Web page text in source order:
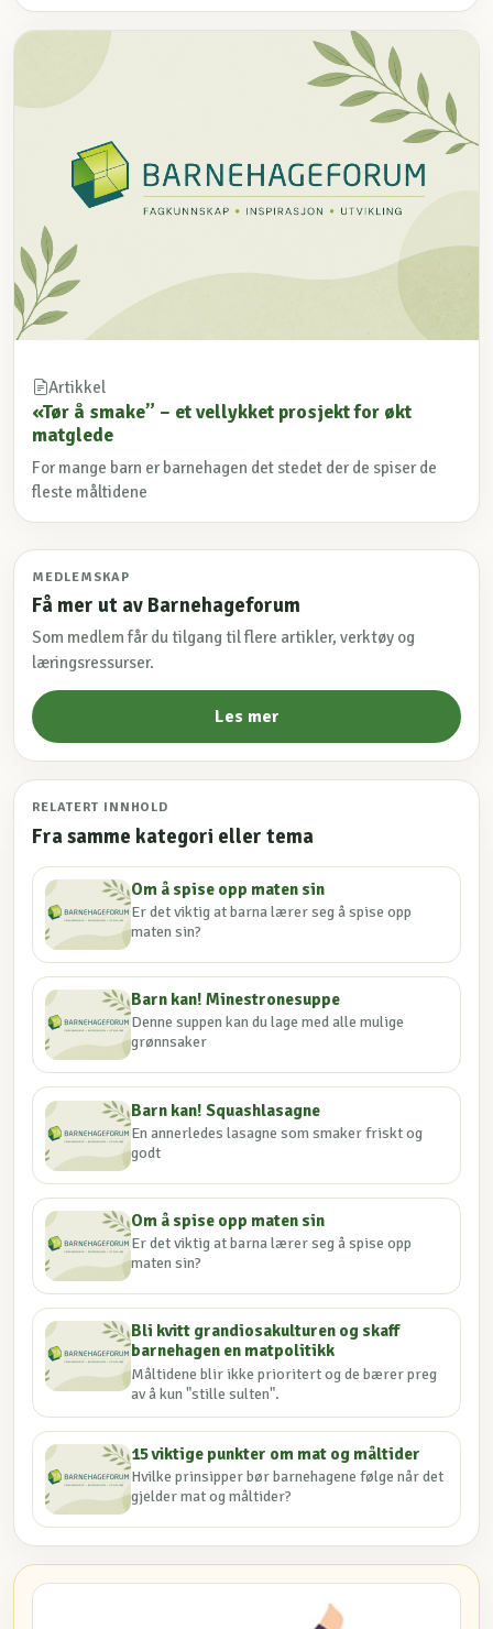
Artikkel
«Tør å smake” – et vellykket prosjekt for økt
matglede
For mange barn er barnehagen det stedet der de spiser de
fleste måltidene
MEDLEMSKAP
Få mer ut av Barnehageforum
Som medlem får du tilgang til flere artikler, verktøy og
læringsressurser.
Les mer
RELATERT INNHOLD
Fra samme kategori eller tema
Om å spise opp maten sin
Er det viktig at barna lærer seg å spise opp
maten sin?
Barn kan! Minestronesuppe
Denne suppen kan du lage med alle mulige
grønnsaker
Barn kan! Squashlasagne
En annerledes lasagne som smaker friskt og
godt
Om å spise opp maten sin
Er det viktig at barna lærer seg å spise opp
maten sin?
Bli kvitt grandiosakulturen og skaff
barnehagen en matpolitikk
Måltidene blir ikke prioritert og de bærer preg
av å kun "stille sulten".
15 viktige punkter om mat og måltider
Hvilke prinsipper bør barnehagene følge når det
gjelder mat og måltider?